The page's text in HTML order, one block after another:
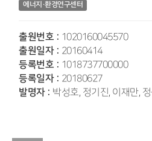
에너지·환경연구센터
출원번호 : 1020160045570
출원일자 : 20160414
등록번호 : 1018737700000
등록일자 : 20180627
발명자 : 박성호, 정기진, 이재만,